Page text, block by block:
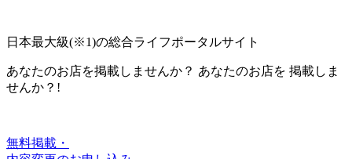
日本最大級(※1)の総合ライフポータルサイト
あなたのお店を掲載しませんか？ あなたのお店を 掲載しま
せんか？!
無料掲載・